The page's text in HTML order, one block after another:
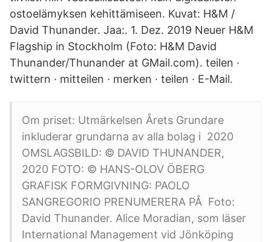
ostoelämyksen kehittämiseen. Kuvat: H&M /
David Thunander. Jaa:. 1. Dez. 2019 Neuer H&M
Flagship in Stockholm (Foto: H&M David
Thunander/Thunander at GMail.com). teilen ·
twittern · mitteilen · merken · teilen · E-Mail.
Om priset: Utmärkelsen Årets Grundare
inkluderar grundarna av alla bolag i 2020
OMSLAGSBILD: © DAVID THUNANDER,
2020 FOTO: © HANS-OLOV ÖBERG
GRAFISK FORMGIVNING: PAOLO
SANGREGORIO PRENUMERERA PÅ Foto:
David Thunander. Alice Moradian, som läser
International Management vid Jönköping